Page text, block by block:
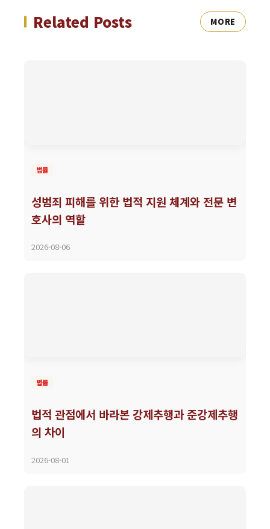
Related Posts MORE
법률
성범죄 피해를 위한 법적 지원 체계와 전문 변
호사의 역할
2026-08-06
법률
법적 관점에서 바라본 강제추행과 준강제추행
의 차이
2026-08-01